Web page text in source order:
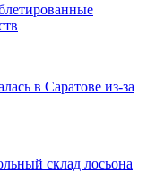
в Саратове из-за
склад лосьона